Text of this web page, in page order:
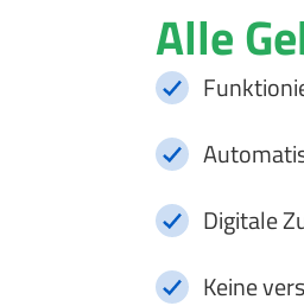
Alle
Digitale
Keine